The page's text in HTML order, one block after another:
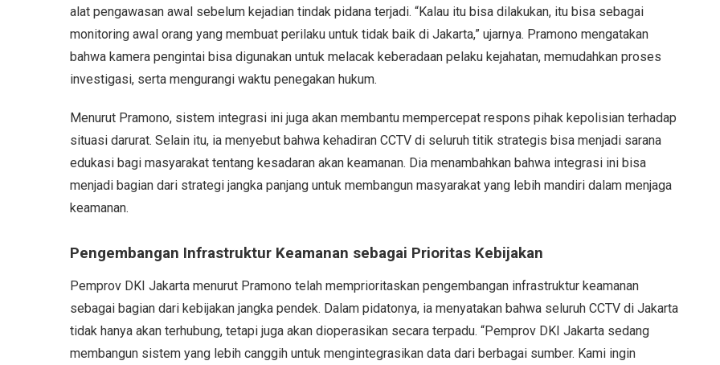
alat pengawasan awal sebelum kejadian tindak pidana terjadi. “Kalau itu bisa dilakukan, itu bisa sebagai
monitoring awal orang yang membuat perilaku untuk tidak baik di Jakarta,” ujarnya. Pramono mengatakan
bahwa kamera pengintai bisa digunakan untuk melacak keberadaan pelaku kejahatan, memudahkan proses
investigasi, serta mengurangi waktu penegakan hukum.
Menurut Pramono, sistem integrasi ini juga akan membantu mempercepat respons pihak kepolisian terhadap
situasi darurat. Selain itu, ia menyebut bahwa kehadiran CCTV di seluruh titik strategis bisa menjadi sarana
edukasi bagi masyarakat tentang kesadaran akan keamanan. Dia menambahkan bahwa integrasi ini bisa
menjadi bagian dari strategi jangka panjang untuk membangun masyarakat yang lebih mandiri dalam menjaga
keamanan.
Pengembangan Infrastruktur Keamanan sebagai Prioritas Kebijakan
Pemprov DKI Jakarta menurut Pramono telah memprioritaskan pengembangan infrastruktur keamanan
sebagai bagian dari kebijakan jangka pendek. Dalam pidatonya, ia menyatakan bahwa seluruh CCTV di Jakarta
tidak hanya akan terhubung, tetapi juga akan dioperasikan secara terpadu. “Pemprov DKI Jakarta sedang
membangun sistem yang lebih canggih untuk mengintegrasikan data dari berbagai sumber. Kami ingin